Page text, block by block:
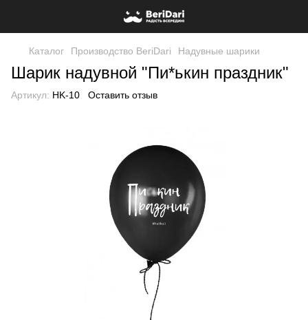
Каталог Производство BeriDari Надувные шарики
Шарик надувной "Пи*ькин праздник"
Артикул: HK-10 Оставить отзыв